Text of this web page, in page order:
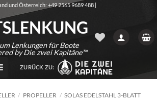
und Österreich: +49 2565 9689 488 |
Lenkungen für Boote
by Die zwei Kapitäne™
ZURÜCK ZU:
/ PROPELLER / SOLAS EDELSTAHL 3-BLATT